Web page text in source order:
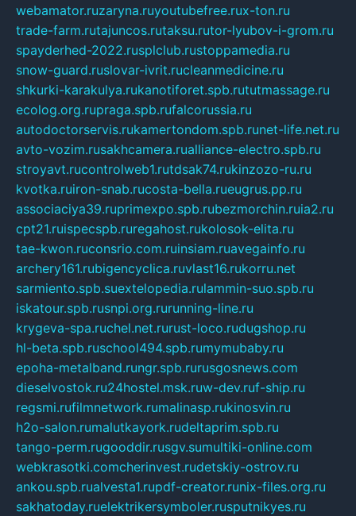
webamator.ruzaryna.ruyoutubefree.rux-ton.ru
trade-farm.rutajuncos.rutaksu.rutor-lyubov-i-grom.ru
spayderhed-2022.rusplclub.rustoppamedia.ru
snow-guard.ruslovar-ivrit.rucleanmedicine.ru
shkurki-karakulya.rukanotiforet.spb.rututmassage.ru
ecolog.org.rupraga.spb.rufalcorussia.ru
autodoctorservis.rukamertondom.spb.runet-life.net.ru
avto-vozim.rusakhcamera.rualliance-electro.spb.ru
stroyavt.rucontrolweb1.rutdsak74.rukinzozo-ru.ru
kvotka.ruiron-snab.rucosta-bella.rueugrus.pp.ru
associaciya39.ruprimexpo.spb.rubezmorchin.ruia2.ru
cpt21.ruispecspb.ruregahost.rukolosok-elita.ru
tae-kwon.ruconsrio.com.ruinsiam.ruavegainfo.ru
archery161.rubigencyclica.ruvlast16.rukorru.net
sarmiento.spb.suextelopedia.rulammin-suo.spb.ru
iskatour.spb.rusnpi.org.rurunning-line.ru
krygeva-spa.ruchel.net.rurust-loco.rudugshop.ru
hl-beta.spb.ruschool494.spb.rumymubaby.ru
epoha-metalband.rungr.spb.rurusgosnews.com
dieselvostok.ru24hostel.msk.ruw-dev.ruf-ship.ru
regsmi.rufilmnetwork.rumalinasp.rukinosvin.ru
h2o-salon.rumalutkayork.rudeltaprim.spb.ru
tango-perm.rugooddir.rusgv.sumultiki-online.com
webkrasotki.comcherinvest.rudetskiy-ostrov.ru
ankou.spb.rualvesta1.rupdf-creator.runix-files.org.ru
sakhatoday.ruelektrikersymboler.rusputnikyes.ru